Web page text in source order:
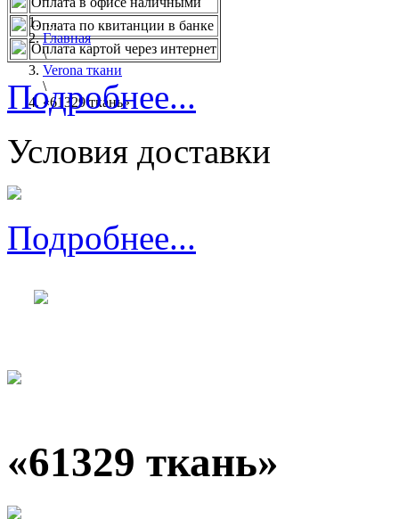
...
Главная
\
Verona ткани
\
«61329 ткань»
Оплата по квитанции в банке
Оплата картой через интернет
Подробнее...
Условия доставки
Подробнее...
«61329 ткань»